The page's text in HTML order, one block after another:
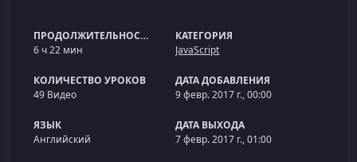
ПРОДОЛЖИТЕЛЬНОСТЬ
6 ч 22 мин
КАТЕГОРИЯ
JavaScript
КОЛИЧЕСТВО УРОКОВ
49 Видео
ДАТА ДОБАВЛЕНИЯ
9 февр. 2017 г., 00:00
ЯЗЫК
Английский
ДАТА ВЫХОДА
7 февр. 2017 г., 01:00